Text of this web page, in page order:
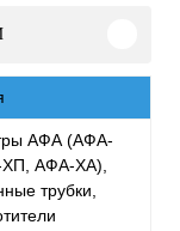
АФА (АФА-
АФА-ХА),
трубки,